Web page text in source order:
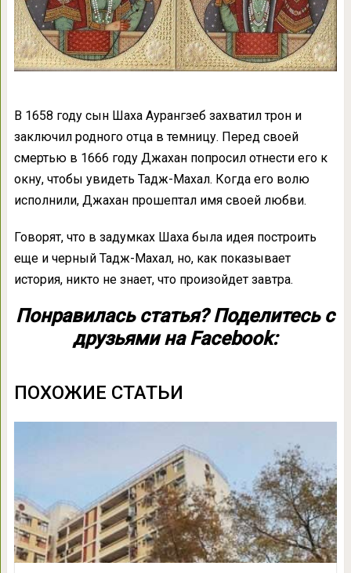
В 1658 году сын Шаха Аурангзеб захватил трон и
заключил родного отца в темницу. Перед своей
смертью в 1666 году Джахан попросил отнести его к
окну, чтобы увидеть Тадж-Махал. Когда его волю
исполнили, Джахан прошептал имя своей любви.
Говорят, что в задумках Шаха была идея построить
еще и черный Тадж-Махал, но, как показывает
история, никто не знает, что произойдет завтра.
Понравилась статья? Поделитесь с
друзьями на Facebook:
ПОХОЖИЕ СТАТЬИ